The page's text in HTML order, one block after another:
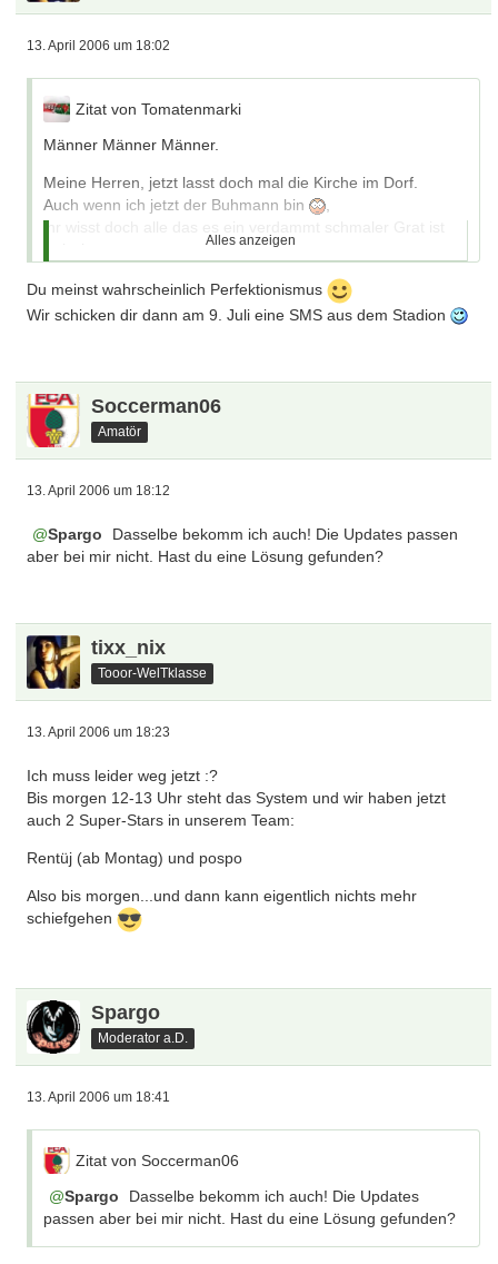
13. April 2006 um 18:02
Zitat von Tomatenmarki
Männer Männer Männer.
Meine Herren, jetzt lasst doch mal die Kirche im Dorf.
Auch wenn ich jetzt der Buhmann bin
und
Fanatismus.
Alles anzeigen
Du meinst wahrscheinlich Perfektionismus
Wir schicken dir dann am 9. Juli eine SMS aus dem Stadion
Soccerman06
Amatör
13. April 2006 um 18:12
Spargo
Dasselbe bekomm ich auch! Die Updates passen
aber bei mir nicht. Hast du eine Lösung gefunden?
tixx_nix
Tooor-WelTklasse
13. April 2006 um 18:23
Ich muss leider weg jetzt :?
Bis morgen 12-13 Uhr steht das System und wir haben jetzt
auch 2 Super-Stars in unserem Team:
Rentüj (ab Montag) und pospo
Also bis morgen...und dann kann eigentlich nichts mehr
schiefgehen
Spargo
Moderator a.D.
13. April 2006 um 18:41
Zitat von Soccerman06
Spargo
Dasselbe bekomm ich auch! Die Updates
passen aber bei mir nicht. Hast du eine Lösung gefunden?